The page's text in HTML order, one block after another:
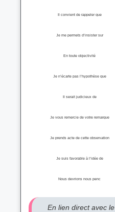
Il convient de rappeler que
Je me permets d’insister sur
En toute objectivité
Je n’écarte pas l’hypothèse que
Il serait judicieux de
Je vous remercie de votre remarque
Je prends acte de cette observation
Je suis favorable à l’idée de
Nous devrions nous penc
En lien direct avec le